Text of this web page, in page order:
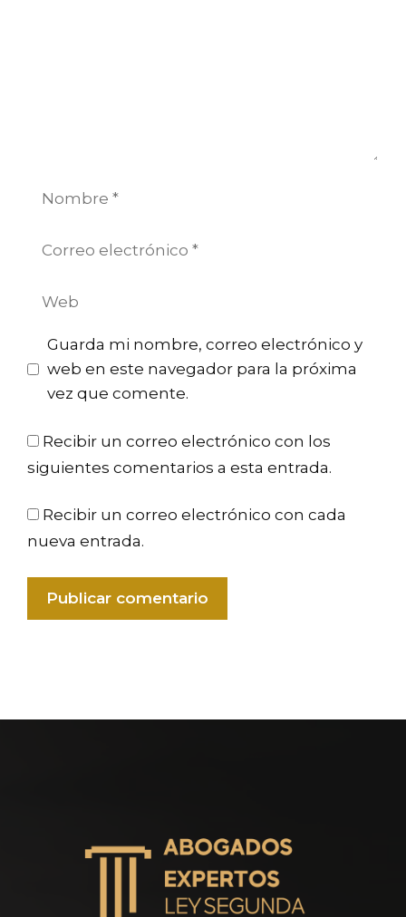
Nombre
Correo
Web
Guarda mi nombre, correo electrónico y
web en este navegador para la próxima
vez que comente.
Recibir un correo electrónico con los
siguientes comentarios a esta entrada.
Recibir un correo electrónico con cada
nueva entrada.